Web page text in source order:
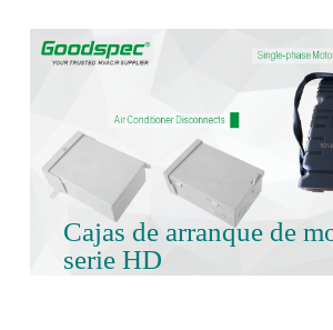
Cajas de arranque de
serie HD